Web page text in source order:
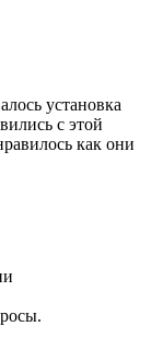
установка
с этой
как они